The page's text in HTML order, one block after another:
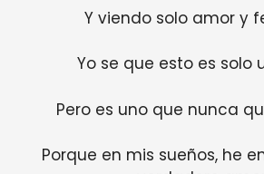
Y viendo solo amor y
Yo se que esto es solo
Pero es uno que nunca
Porque en mis sueños, he